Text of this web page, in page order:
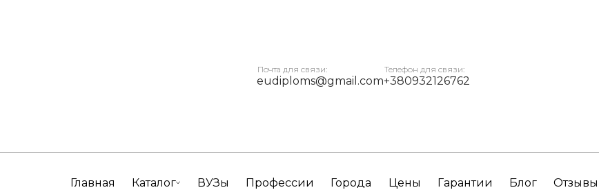
Почта для связи:
eudiploms@gmail.com
Телефон для связи:
+380932126762
Главная Каталог ВУЗы Профессии Города Цены Гарантии Блог Отзывы